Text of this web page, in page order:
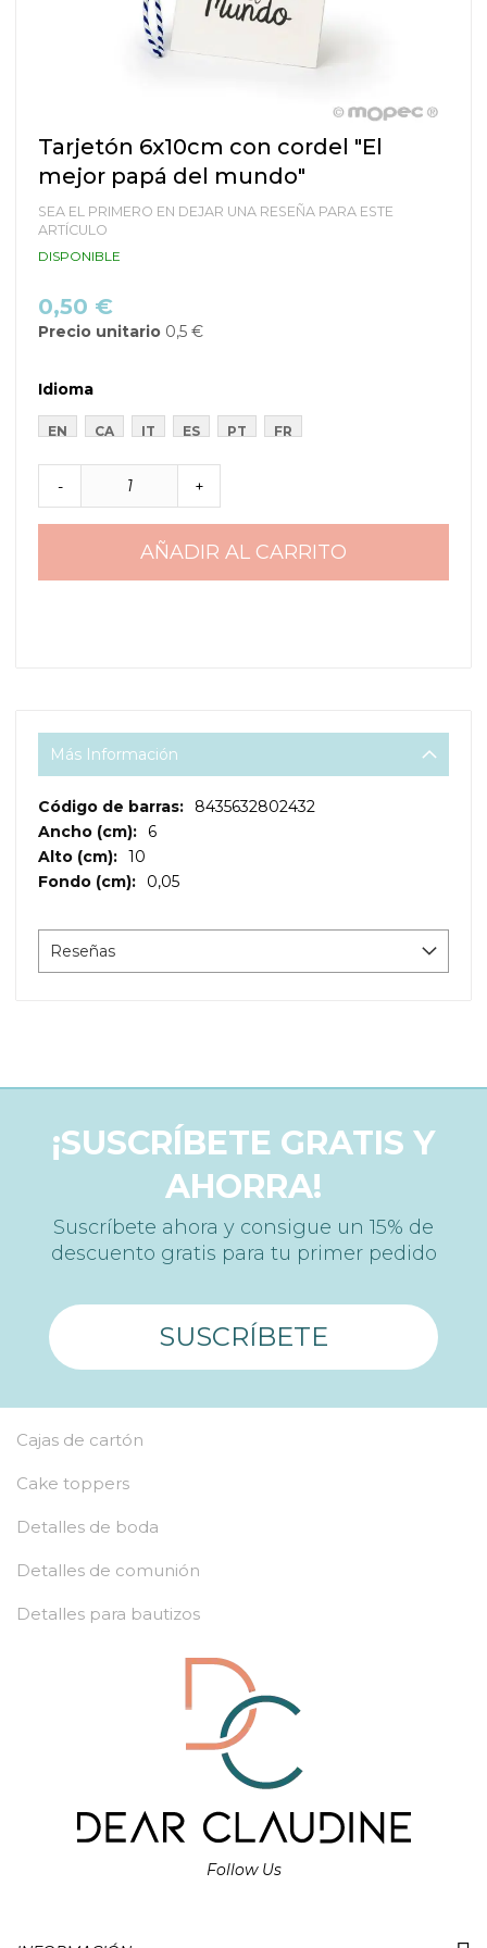
Saltar
al
comienzo
la
galería
de
Tarjetón 6x10cm con cordel "El
mejor papá del mundo"
SEA EL PRIMERO EN DEJAR UNA RESEÑA PARA ESTE
ARTÍCULO
DISPONIBLE
0,50 €
Precio unitario 0,5 €
Idioma
EN CA IT ES PT FR
- +
AÑADIR AL CARRITO
Más Información
Más
Información
8435632802432
6
10
0,05
Reseñas
¡SUSCRÍBETE GRATIS Y
AHORRA!
Suscríbete ahora y consigue un 15% de
descuento gratis para tu primer pedido
SUSCRÍBETE
Cajas de cartón
Cake toppers
Detalles de boda
Detalles de comunión
Detalles para bautizos
Follow Us